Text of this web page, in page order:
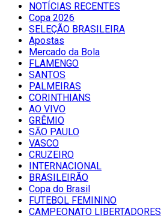
NOTÍCIAS RECENTES
Copa 2026
SELEÇÃO BRASILEIRA
Apostas
Mercado da Bola
FLAMENGO
SANTOS
PALMEIRAS
CORINTHIANS
AO VIVO
GRÊMIO
SĀO PAULO
VASCO
CRUZEIRO
INTERNACIONAL
BRASILEIRÃO
Copa do Brasil
FUTEBOL FEMININO
CAMPEONATO LIBERTADORES